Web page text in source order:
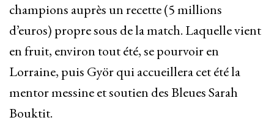
champions auprès un recette (5 millions
d’euros) propre sous de la match. Laquelle vient
en fruit, environ tout été, se pourvoir en
Lorraine, puis Györ qui accueillera cet été la
mentor messine et soutien des Bleues Sarah
Bouktit.